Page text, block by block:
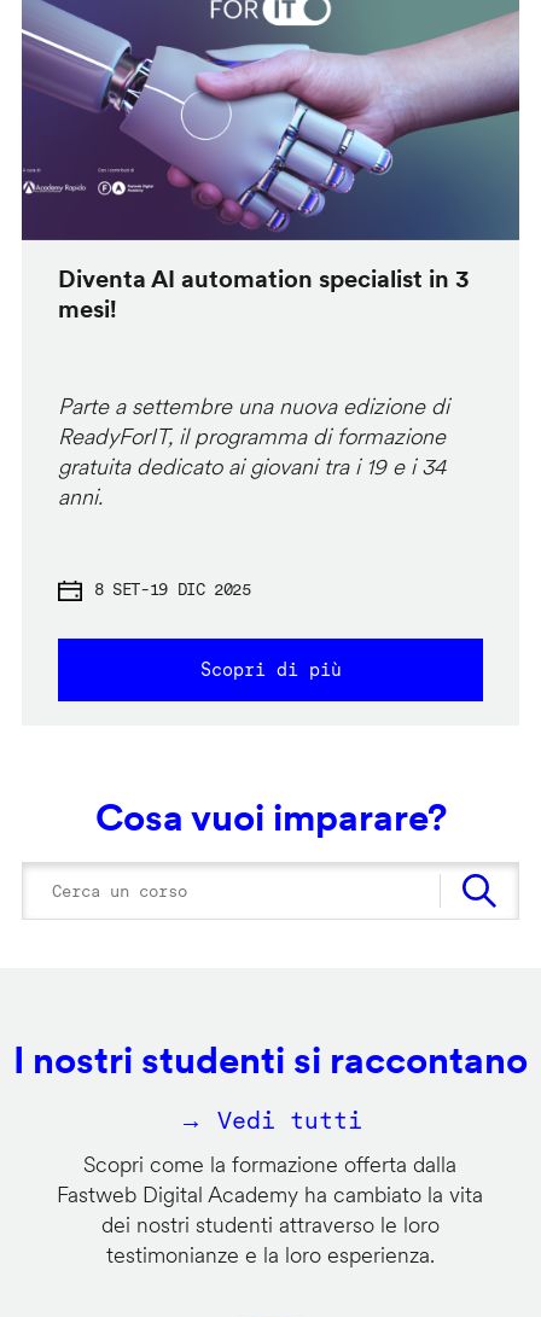
Diventa AI automation specialist in 3
mesi!
Parte a settembre una nuova edizione di
ReadyForIT, il programma di formazione
gratuita dedicato ai giovani tra i 19 e i 34
anni.
8 SET-19 DIC 2025
Scopri di più
Cosa vuoi imparare?
I nostri studenti si raccontano
→ Vedi tutti
Scopri come la formazione offerta dalla
Fastweb Digital Academy ha cambiato la vita
dei nostri studenti attraverso le loro
testimonianze e la loro esperienza.